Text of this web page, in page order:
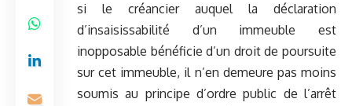
si le créancier auquel la déclaration
d’insaisissabilité d’un immeuble est
inopposable bénéficie d’un droit de poursuite
sur cet immeuble, il n’en demeure pas moins
soumis au principe d’ordre public de l’arrêt